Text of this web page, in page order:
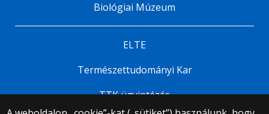
Biológiai Múzeum
ELTE
Természettudományi Kar
TTK ügyintézés